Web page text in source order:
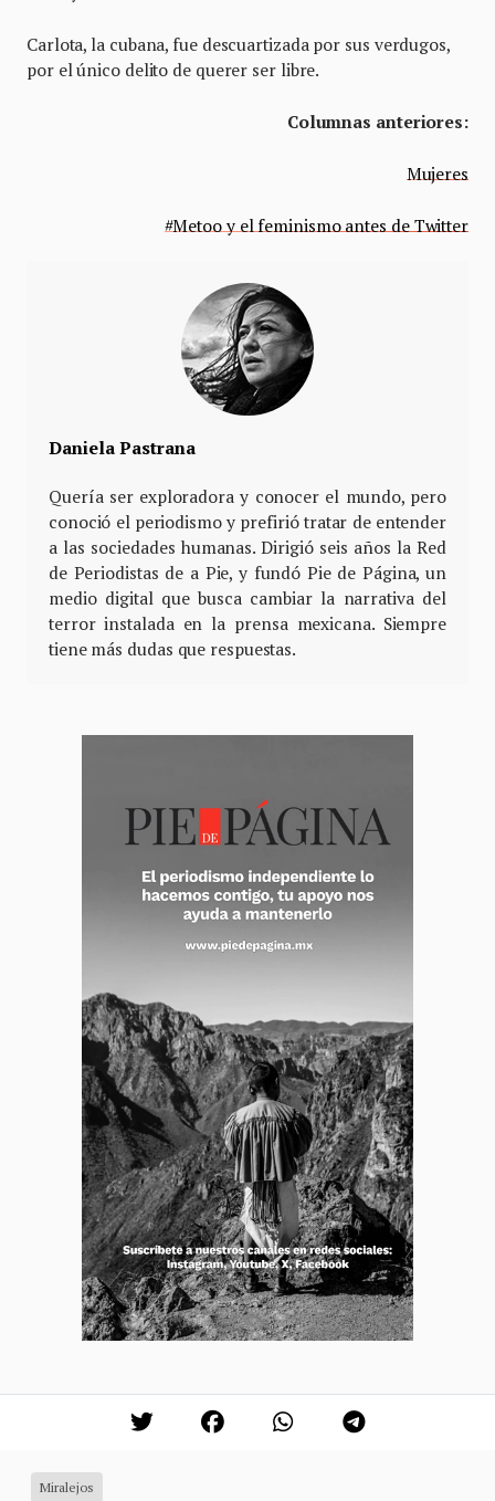
Carlota, la cubana, fue descuartizada por sus verdugos,
por el único delito de querer ser libre.
Columnas anteriores:
Mujeres
#Metoo y el feminismo antes de Twitter
Daniela Pastrana
Quería ser exploradora y conocer el mundo, pero
conoció el periodismo y prefirió tratar de entender
a las sociedades humanas. Dirigió seis años la Red
de Periodistas de a Pie, y fundó Pie de Página, un
medio digital que busca cambiar la narrativa del
terror instalada en la prensa mexicana. Siempre
tiene más dudas que respuestas.
Miralejos